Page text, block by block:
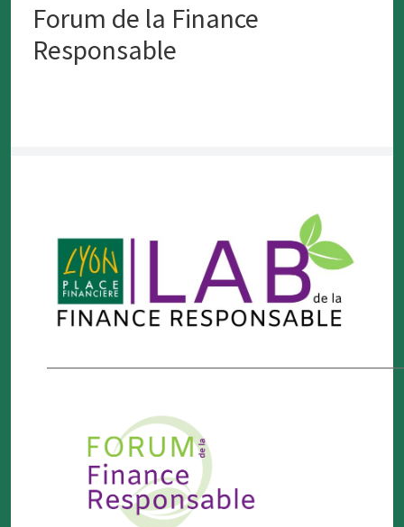
Forum de la Finance
Responsable